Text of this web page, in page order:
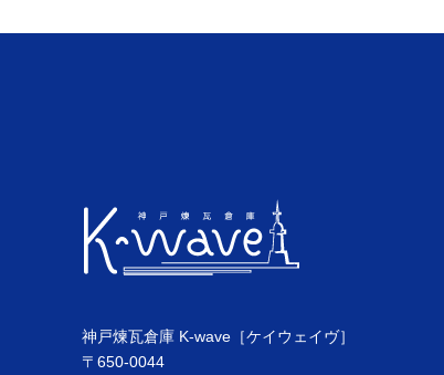
神戸煉瓦倉庫 K-wave［ケイウェイヴ］
〒650-0044